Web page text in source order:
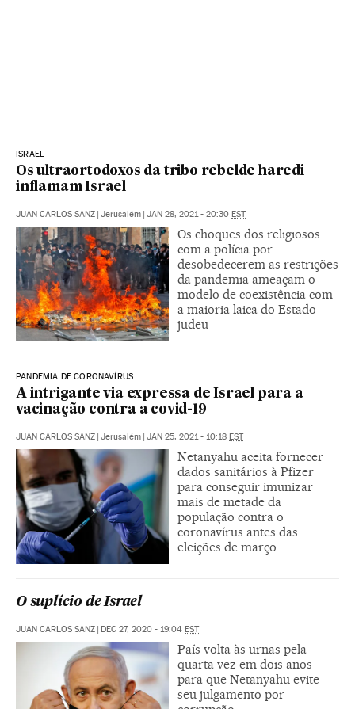
ISRAEL
Os ultraortodoxos da tribo rebelde haredi
inflamam Israel
JUAN CARLOS SANZ | Jerusalém | JAN 28, 2021 - 20:30 EST
Os choques dos religiosos
com a polícia por
desobedecerem as restrições
da pandemia ameaçam o
modelo de coexistência com
a maioria laica do Estado
judeu
PANDEMIA DE CORONAVÍRUS
A intrigante via expressa de Israel para a
vacinação contra a covid-19
JUAN CARLOS SANZ | Jerusalém | JAN 25, 2021 - 10:18 EST
Netanyahu aceita fornecer
dados sanitários à Pfizer
para conseguir imunizar
mais de metade da
população contra o
coronavírus antes das
eleições de março
O suplício de Israel
JUAN CARLOS SANZ | DEC 27, 2020 - 19:04 EST
País volta às urnas pela
quarta vez em dois anos
para que Netanyahu evite
seu julgamento por